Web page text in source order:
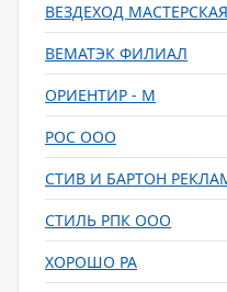
ВЕЗДЕХОД
ВЕМАТЭК ФИЛИАЛ
ОРИЕНТИР - М
РОС ООО
СТИВ И БАРТОН
СТИЛЬ РПК ООО
ХОРОШО РА